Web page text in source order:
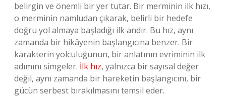
belirgin ve önemli bir yer tutar. Bir merminin ilk hızı,
o merminin namludan çıkarak, belirli bir hedefe
doğru yol almaya başladığı ilk andır. Bu hız, aynı
zamanda bir hikâyenin başlangıcına benzer. Bir
karakterin yolculuğunun, bir anlatının evriminin ilk
adımını simgeler. İlk hız, yalnızca bir sayısal değer
değil, aynı zamanda bir hareketin başlangıcını, bir
gücün serbest bırakılmasını temsil eder.